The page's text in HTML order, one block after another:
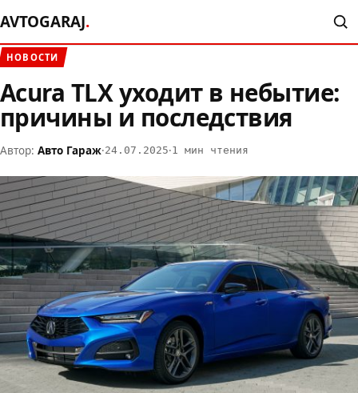
AVTOGARAJ.
НОВОСТИ
Acura TLX уходит в небытие:
причины и последствия
Автор: Авто Гараж·24.07.2025·1 мин чтения